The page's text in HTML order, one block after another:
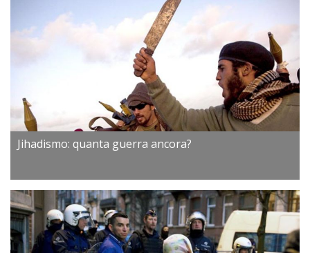
Jihadismo: quanta guerra ancora?